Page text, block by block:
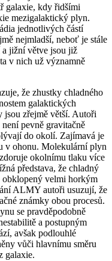
galaxie, kdy řidšími
mezigalaktický plyn.
jednotlivých částí
nejmladší, neboť je stále
a jižní větve jsou již
v nich už významně
že zhustky chladného
galaktických
jsou zřejmě větší. Autoři
pevně gravitačně
do okolí. Zajímavá je
v ohonu. Molekulární plyn
okolnímu tlaku více
představa, že chladný
velmi horkým
ALMY autoři usuzují, že
známky obou procesů.
se pravděpodobně
a postupným
avšak podlouhlé
vůči hlavnímu směru
galaxie.